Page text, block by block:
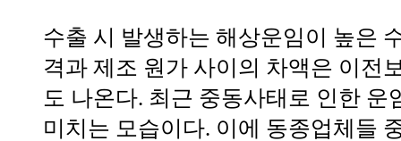
수출 시 발생하는 해상운임이 높은
격과 제조 원가 사이의 차액은 이전
도 나온다. 최근 중동사태로 인한
미치는 모습이다. 이에 동종업체들